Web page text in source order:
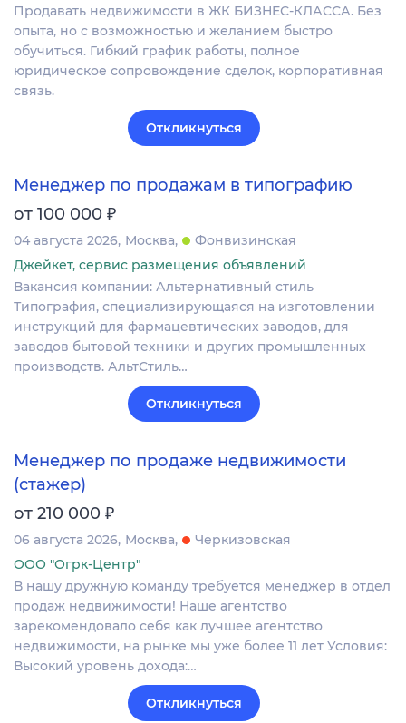
Продавать недвижимости в ЖК БИЗНЕС-КЛАССА. Без
опыта, но с возможностью и желанием быстро
обучиться. Гибкий график работы, полное
юридическое сопровождение сделок, корпоративная
связь.
Откликнуться
Менеджер по продажам в типографию
от 100 000 ₽
04 августа 2026 Москва
Фонвизинская
Джейкет, сервис размещения объявлений
Вакансия компании: Альтернативный стиль
Типография, специализирующаяся на изготовлении
инструкций для фармацевтических заводов, для
заводов бытовой техники и других промышленных
производств. АльтСтиль…
Откликнуться
Менеджер по продаже недвижимости
(стажер)
от 210 000 ₽
06 августа 2026 Москва
Черкизовская
ООО "Огрк-Центр"
В нашу дружную команду требуется менеджер в отдел
продаж недвижимости! Наше агентство
зарекомендовало себя как лучшее агентство
недвижимости, на рынке мы уже более 11 лет Условия:
Высокий уровень дохода:…
Откликнуться